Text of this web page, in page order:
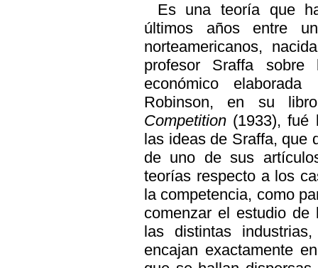
Es una teoría que
últimos años entre
norteamericanos,
profesor Sraffa
económico
Robinson, en su
Competition (1933), fué
las ideas de Sraffa, que
de uno de sus
teorías respecto a los
la competencia, como
comenzar el estudio
las distintas
encajan exactamente